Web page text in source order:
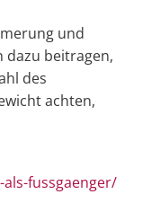
und
dazu beitragen,
des
achten,
fussgaenger/